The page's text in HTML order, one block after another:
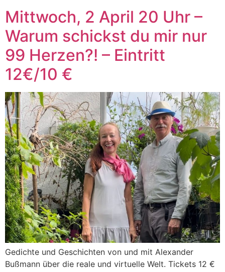
Mittwoch, 2 April 20 Uhr –
Warum schickst du mir nur
99 Herzen?! – Eintritt
12€/10 €
Gedichte und Geschichten von und mit Alexander
Bußmann über die reale und virtuelle Welt. Tickets 12 €